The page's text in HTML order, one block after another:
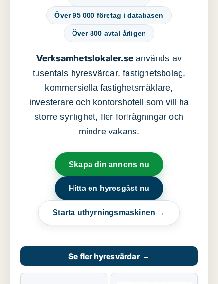
Över 95 000 företag i databasen
Över 800 avtal årligen
Verksamhetslokaler.se används av
tusentals hyresvärdar, fastighetsbolag,
kommersiella fastighetsmäklare,
investerare och kontorshotell som vill ha
större synlighet, fler förfrågningar och
mindre vakans.
Skapa din annons nu
Hitta en hyresgäst nu
Starta uthyrningsmaskinen →
Se fler hyresvärdar →